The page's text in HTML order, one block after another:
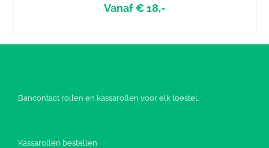
Vanaf € 18,-
Bancontact rollen en kassarollen voor elk toestel.
Kassarollen bestellen